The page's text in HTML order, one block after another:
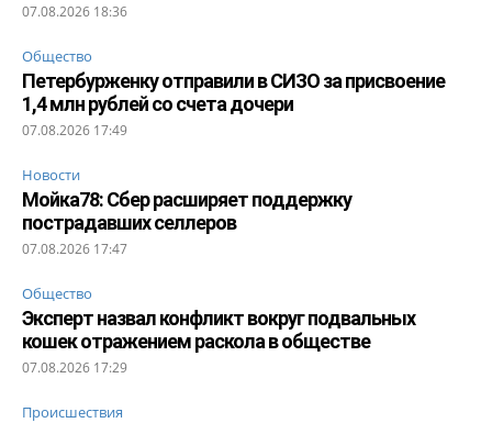
07.08.2026 18:36
Общество
Петербурженку отправили в СИЗО за присвоение
1,4 млн рублей со счета дочери
07.08.2026 17:49
Новости
Мойка78: Сбер расширяет поддержку
пострадавших селлеров
07.08.2026 17:47
Общество
Эксперт назвал конфликт вокруг подвальных
кошек отражением раскола в обществе
07.08.2026 17:29
Происшествия